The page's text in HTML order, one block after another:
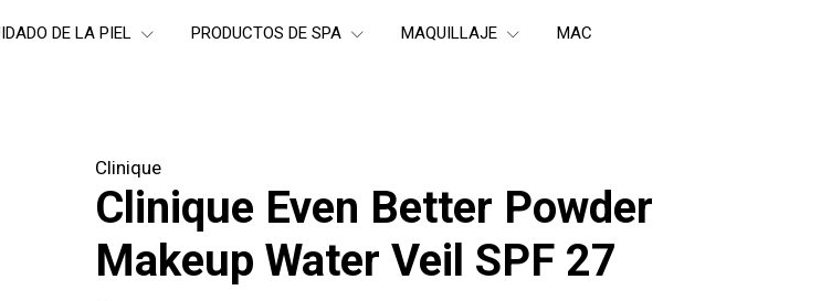
DE LA PIEL PRODUCTOS DE SPA MAQUILLAJE MAC
Clinique
Clinique Even Better Powder
Makeup Water Veil SPF 27